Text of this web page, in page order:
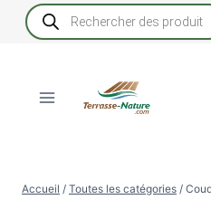
Recherche
de
produits
Accueil / Toutes les catégories /